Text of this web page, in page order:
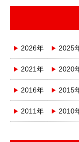
2026年 2025
2021年 2020
2016年 2015
2011年 2010